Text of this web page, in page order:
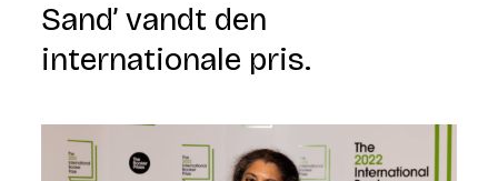
Sand’ vandt den
internationale pris.